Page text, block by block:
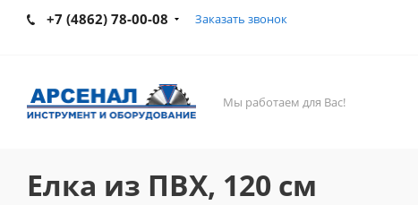
+7 (4862) 78-00-08 Заказать звонок
Мы работаем для Вас!
Елка из ПВХ, 120 см